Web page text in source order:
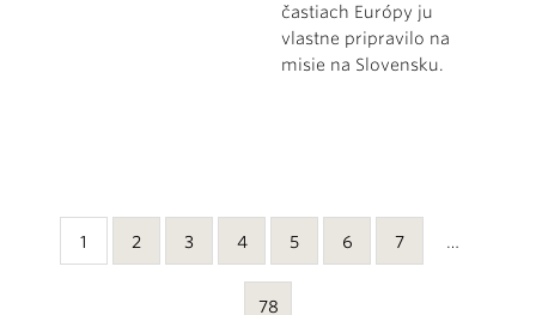
častiach Európy ju
vlastne pripravilo na
misie na Slovensku.
1 2 3 4 5 6 7 …
78